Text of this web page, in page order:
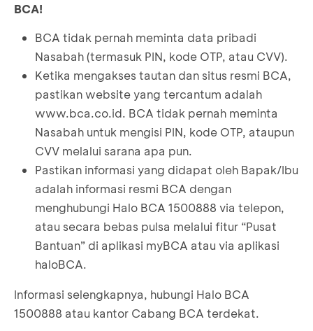
7
8 **TI **RI
9 ***ITO
10 **RTI ****ANI
11 *O *OA
12 ANTO**US
Nama nasabah sengaja tidak ditampilkan utuh
untuk menjaga keamanan data.
5
6 **EVI **CK
7
**MY JEFE**ON
**OLU
8 **DRI *WI ****UNI
9 *RS ****ANA
10 H ***SUR MASY**RI
BCA!
BCA tidak pernah meminta data pribadi
Nasabah (termasuk PIN, kode OTP, atau CVV).
Ketika mengakses tautan dan situs resmi BCA,
pastikan website yang tercantum adalah
www.bca.co.id. BCA tidak pernah meminta
Nasabah untuk mengisi PIN, kode OTP, ataupun
CVV melalui sarana apa pun.
Pastikan informasi yang didapat oleh Bapak/Ibu
adalah informasi resmi BCA dengan
menghubungi Halo BCA 1500888 via telepon,
atau secara bebas pulsa melalui fitur “Pusat
Bantuan” di aplikasi myBCA atau via aplikasi
haloBCA.
Informasi selengkapnya, hubungi Halo BCA
1500888 atau kantor Cabang BCA terdekat.